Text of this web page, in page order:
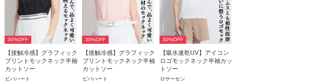
30%OFF
【接触冷感】グラフィック
プリントモックネック半袖
カットソー
ビバハート
30%OFF
【接触冷感】グラフィック
プリントモックネック半袖
カットソー
ビバハート
30%OFF
【吸水速乾UV】アイコン
ロゴモックネック半袖カッ
トソー
ロサーセン